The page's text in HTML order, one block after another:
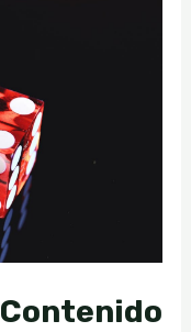
Contenido